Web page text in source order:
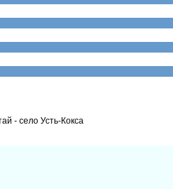
- село Усть-Кокса